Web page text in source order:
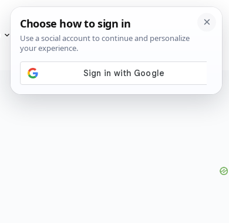
Privacidad y Cookies